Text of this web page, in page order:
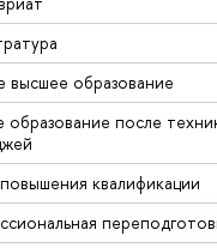
высшее образование
образование после
квалификации